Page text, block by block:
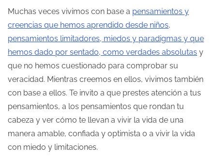
Muchas veces vivimos con base a pensamientos y
creencias que hemos aprendido desde niños,
pensamientos limitadores, miedos y paradigmas y que
hemos dado por sentado, como verdades absolutas y
que no hemos cuestionado para comprobar su
veracidad. Mientras creemos en ellos, vivimos también
con base a ellos. Te invito a que prestes atención a tus
pensamientos, a los pensamientos que rondan tu
cabeza y ver cómo te llevan a vivir la vida de una
manera amable, confiada y optimista o a vivir la vida
con miedo y limitaciones.